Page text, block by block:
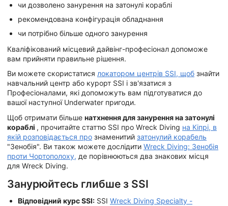
чи дозволено занурення на затонулі кораблі
рекомендована конфігурація обладнання
чи потрібно більше одного занурення
Кваліфікований місцевий дайвінг-професіонал допоможе
вам прийняти правильне рішення.
Ви можете скористатися локатором центрів SSI, щоб знайти
навчальний центр або курорт SSI і зв'язатися з
Професіоналами, які допоможуть вам підготуватися до
вашої наступної Underwater пригоди.
Щоб отримати більше натхнення для занурення на затонулі
кораблі , прочитайте статтю SSI про Wreck Diving на Кіпрі, в
якій розповідається про знаменитий затонулий корабель
"Зенобія". Ви також можете дослідити Wreck Diving: Зенобія
проти Чортополоху, де порівнюються два знакових місця
для Wreck Diving.
Занурюйтесь глибше з SSI
Відповідний курс SSI: SSI Wreck Diving Specialty -